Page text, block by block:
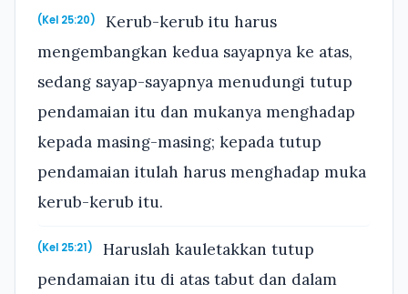
(Kel 25:20)
Kerub-kerub itu harus
mengembangkan kedua sayapnya ke atas,
sedang sayap-sayapnya menudungi tutup
pendamaian itu dan mukanya menghadap
kepada masing-masing; kepada tutup
pendamaian itulah harus menghadap muka
kerub-kerub itu.
(Kel 25:21)
Haruslah kauletakkan tutup
pendamaian itu di atas tabut dan dalam